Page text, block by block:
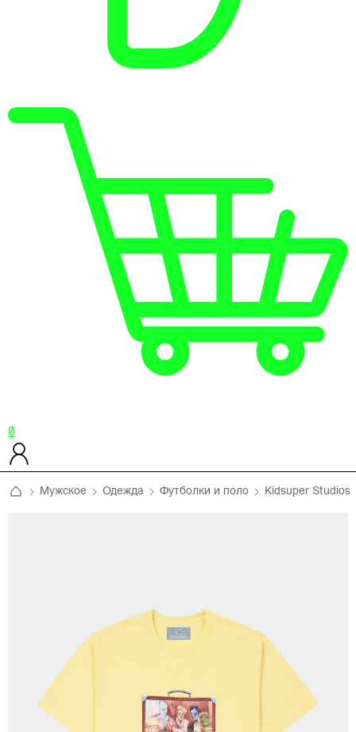
0
Мужское Одежда Футболки и поло Kidsuper Studios